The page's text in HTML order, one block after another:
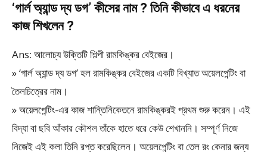
‘গার্ল অ্যান্ড দ্য ডগ’ কীসের নাম ? তিনি কীভাবে এ ধরনের
কাজ শিখলেন ?
Ans: আলোচ্য উক্তিটি শিল্পী রামকিঙ্কর বেইজের।
» ‘গার্ল অ্যান্ড দ্য ডগ’ হল রামকিঙ্কর বেইজের একটি বিখ্যাত অয়েলপেন্টিং বা
তৈলচিত্রের নাম।
» অয়েলপেন্টিং-এর কাজ শান্তিনিকেতনে রামকিঙ্করই প্রথম শুরু করেন। এই
বিদ্যা বা ছবি আঁকার কৌশল তাঁকে হাতে ধরে কেউ শেখাননি। সম্পূর্ণ নিজে
নিজেই এই কলা তিনি রপ্ত করেছিলেন। অয়েলপেন্টিং বা তেল রং কেনার জন্য